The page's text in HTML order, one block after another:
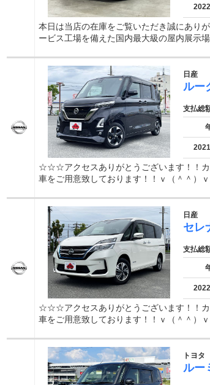
本日は当店の在庫をご覧いただき誠にあり
ービス工場を備えた国内最大級の屋内展示
日産
ルー
支払総
☆☆☆アクセスありがとうございます！！
車をご用意致しております！！ｖ（＾＾）
日産
セレ
支払総
☆☆☆アクセスありがとうございます！！
車をご用意致しております！！ｖ（＾＾）
トヨタ
ルー